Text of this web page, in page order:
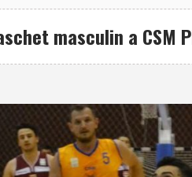
masculin a CSM